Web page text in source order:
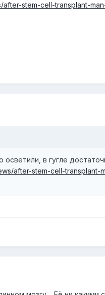
after-stem-cell-transplant-
в гугле
after-stem-cell-transplant-